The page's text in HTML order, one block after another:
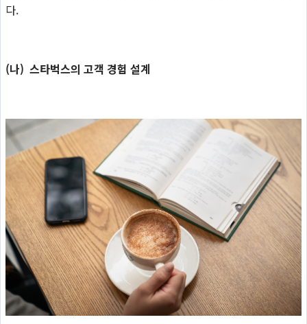
다.
(나) 스타벅스의 고객 경험 설계